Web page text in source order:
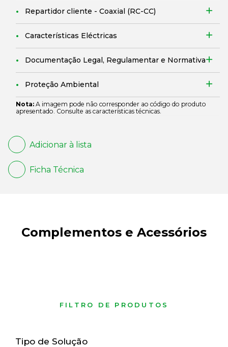
Repartidor cliente - Coaxial (RC-CC)
Características Eléctricas
Documentação Legal, Regulamentar e Normativa
Proteção Ambiental
Nota: A imagem pode não corresponder ao código do produto
apresentado. Consulte as características técnicas.
Adicionar à lista
Ficha Técnica
Complementos e Acessórios
FILTRO DE PRODUTOS
Tipo de Solução